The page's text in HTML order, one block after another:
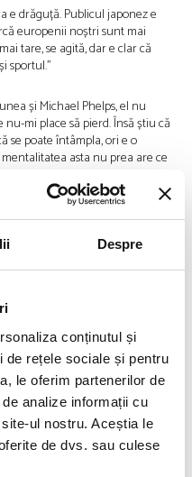
Despre
conținutul și
de rețele sociale și pentru
le oferim partenerilor de
analize informații cu
ul nostru. Aceștia le
de dvs. sau culese
e drăguță. Publicul japonez e
europenii noștri sunt mai
tare, se agită, dar e clar că
sportul.”
și Michael Phelps, el nu
mi place să pierd. Însă știu că
se poate întâmpla, ori e o
asta nu prea are ce
marți, 25 iulie, de la ora
încă din 2012, când a debutat în
sunt motivațiile care îi ajută să
pentru Cel mai Bun
Presei Sportive din
și ne transmite informații
Înot de la Fukuoka, Japonia.